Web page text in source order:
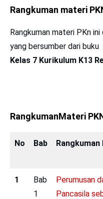
Rangkuman materi
Rangkuman materi PKn
yang bersumber dari
Kelas 7 Kurikulum K13
RangkumanMateri
No Bab
1
Bab
1
Perumusan
Pancasila